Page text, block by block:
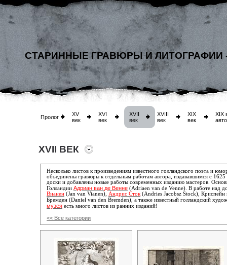
СТАРИННЫЕ ГРАВЮРЫ И ЛИТОГРАФИИ
Пролог
XV
век
XVI
век
XVII
век
XVIII
век
XIX
век
XIX
XVII ВЕК
Несколько листов к произведениям известного голландского поэта и
объединены гравюры к отдельным работам автора, издававшимся с
доски и добавлены новые работы современных изданию мастеров.
Голландии Адриан ван де Венне (Adriaen van de Venne). В работе над
Вианен (Jan van Vianen), Андрис Сток (Andries Jacobsz Stock), Криспейн
Бремден (Daniel van den Bremden), а также известный голландский
музея есть много листов из ранних изданий!
<< Все категории